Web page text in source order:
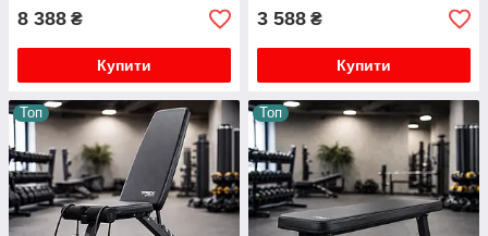
8 388 ₴
Купити
3 588 ₴
Купити
Топ Топ